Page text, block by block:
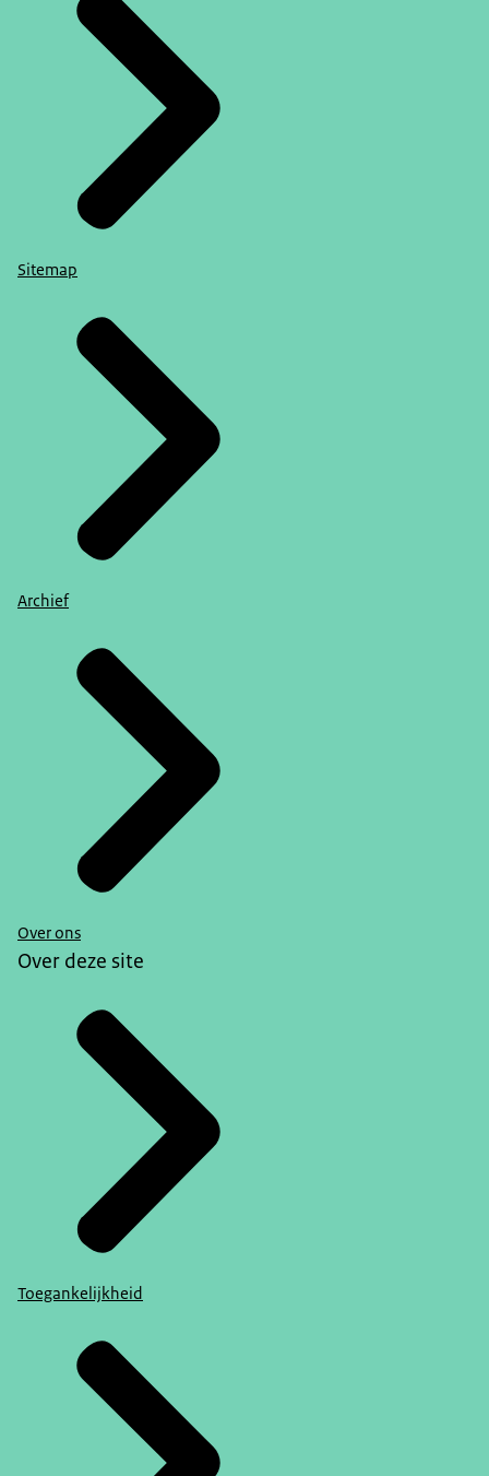
Sitemap
Archief
Over ons
Over deze site
Toegankelijkheid